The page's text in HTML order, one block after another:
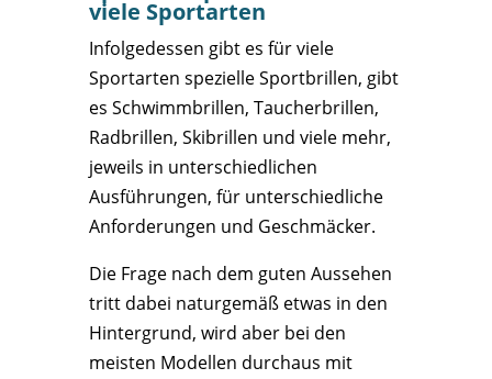
viele Sportarten
Infolgedessen gibt es für viele
Sportarten spezielle Sportbrillen, gibt
es Schwimmbrillen, Taucherbrillen,
Radbrillen, Skibrillen und viele mehr,
jeweils in unterschiedlichen
Ausführungen, für unterschiedliche
Anforderungen und Geschmäcker.
Die Frage nach dem guten Aussehen
tritt dabei naturgemäß etwas in den
Hintergrund, wird aber bei den
meisten Modellen durchaus mit